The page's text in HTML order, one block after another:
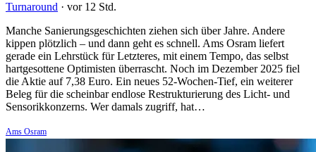
Turnaround · vor 12 Std.
Manche Sanierungsgeschichten ziehen sich über Jahre. Andere
kippen plötzlich – und dann geht es schnell. Ams Osram liefert
gerade ein Lehrstück für Letzteres, mit einem Tempo, das selbst
hartgesottene Optimisten überrascht. Noch im Dezember 2025 fiel
die Aktie auf 7,38 Euro. Ein neues 52-Wochen-Tief, ein weiterer
Beleg für die scheinbar endlose Restrukturierung des Licht- und
Sensorikkonzerns. Wer damals zugriff, hat…
Ams Osram